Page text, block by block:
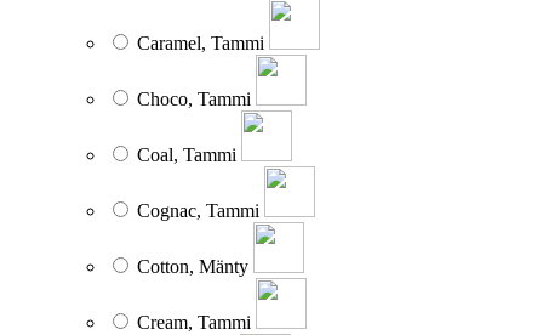
Caramel, Tammi
Choco, Tammi
Coal, Tammi
Cognac, Tammi
Cotton, Mänty
Cream, Tammi